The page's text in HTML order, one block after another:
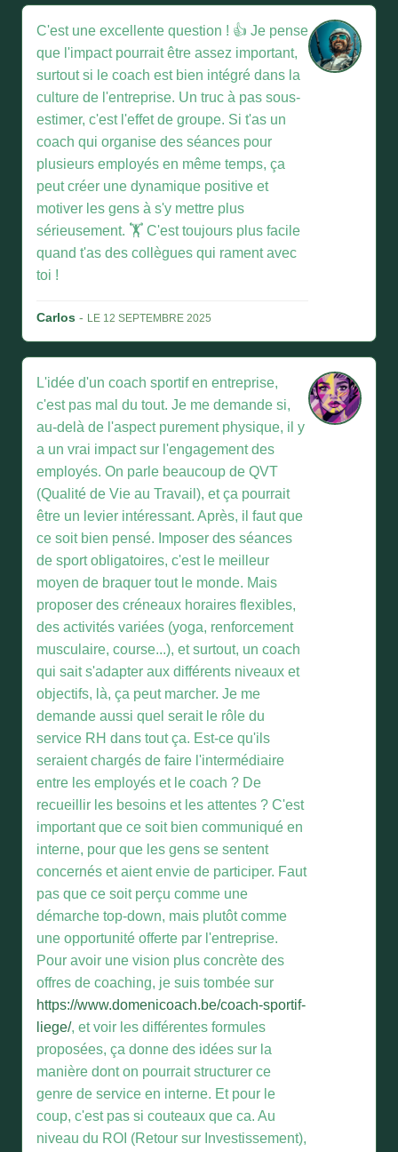
C'est une excellente question ! 👍 Je pense
que l'impact pourrait être assez important,
surtout si le coach est bien intégré dans la
culture de l'entreprise. Un truc à pas sous-
estimer, c'est l'effet de groupe. Si t'as un
coach qui organise des séances pour
plusieurs employés en même temps, ça
peut créer une dynamique positive et
motiver les gens à s'y mettre plus
sérieusement. 🏋️ C'est toujours plus facile
quand t'as des collègues qui rament avec
toi !
Carlos - LE 12 SEPTEMBRE 2025
L'idée d'un coach sportif en entreprise,
c'est pas mal du tout. Je me demande si,
au-delà de l'aspect purement physique, il y
a un vrai impact sur l'engagement des
employés. On parle beaucoup de QVT
(Qualité de Vie au Travail), et ça pourrait
être un levier intéressant. Après, il faut que
ce soit bien pensé. Imposer des séances
de sport obligatoires, c'est le meilleur
moyen de braquer tout le monde. Mais
proposer des créneaux horaires flexibles,
des activités variées (yoga, renforcement
musculaire, course...), et surtout, un coach
qui sait s'adapter aux différents niveaux et
objectifs, là, ça peut marcher. Je me
demande aussi quel serait le rôle du
service RH dans tout ça. Est-ce qu'ils
seraient chargés de faire l'intermédiaire
entre les employés et le coach ? De
recueillir les besoins et les attentes ? C'est
important que ce soit bien communiqué en
interne, pour que les gens se sentent
concernés et aient envie de participer. Faut
pas que ce soit perçu comme une
démarche top-down, mais plutôt comme
une opportunité offerte par l'entreprise.
Pour avoir une vision plus concrète des
offres de coaching, je suis tombée sur
https://www.domenicoach.be/coach-sportif-
liege/, et voir les différentes formules
proposées, ça donne des idées sur la
manière dont on pourrait structurer ce
genre de service en interne. Et pour le
coup, c'est pas si couteaux que ca. Au
niveau du ROI (Retour sur Investissement),